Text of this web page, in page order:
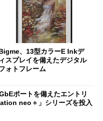
、13型カラーE Inkデ
ィスプレイを備えたデジタル
ォトフレーム
ポートを備えたエントリ
neo＋」シリーズを投入